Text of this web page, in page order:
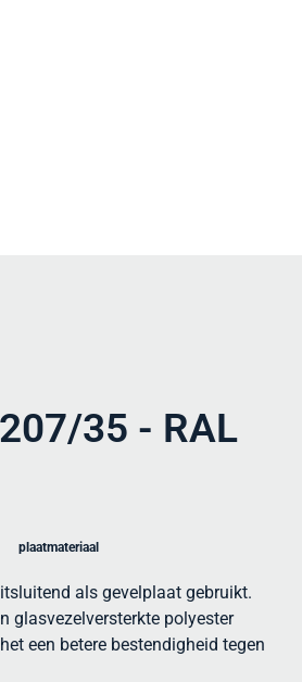
35 - RAL
plaatmateriaal
als gevelplaat gebruikt.
glasvezelversterkte polyester
een betere bestendigheid tegen